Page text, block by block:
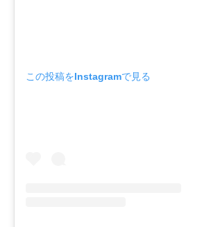
この投稿をInstagramで見る